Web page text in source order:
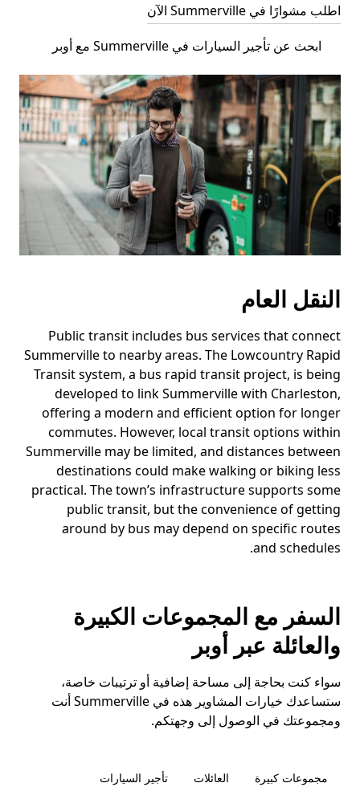
اطلب مشوارًا في Summerville الآن
ابحث عن تأجير السيارات في Summerville مع أوبر
النقل العام
Public transit includes bus services that connect
Summerville to nearby areas. The Lowcountry Rapid
Transit system, a bus rapid transit project, is being
developed to link Summerville with Charleston,
offering a modern and efficient option for longer
commutes. However, local transit options within
Summerville may be limited, and distances between
destinations could make walking or biking less
practical. The town’s infrastructure supports some
public transit, but the convenience of getting
around by bus may depend on specific routes
and schedules.
السفر مع المجموعات الكبيرة
والعائلة عبر أوبر
سواء كنت بحاجة إلى مساحة إضافية أو ترتيبات خاصة،
ستساعدك خيارات المشاوير هذه في Summerville أنت
ومجموعتك في الوصول إلى وجهتكم.
مجموعات كبيرة العائلات تأجير السيارات